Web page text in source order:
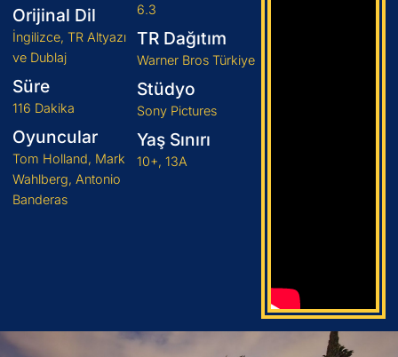
Orijinal Dil
İngilizce, TR Altyazı
ve Dublaj
Süre
116 Dakika
Oyuncular
Tom Holland, Mark
Wahlberg, Antonio
Banderas
6.3
TR Dağıtım
Warner Bros Türkiye
Stüdyo
Sony Pictures
Yaş Sınırı
10+, 13A